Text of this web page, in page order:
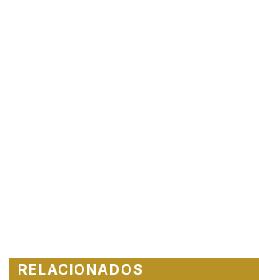
RELACIONADOS